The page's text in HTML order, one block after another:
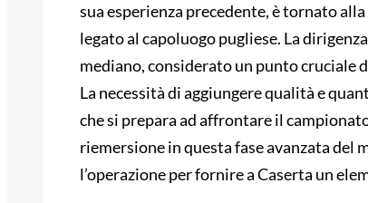
sua esperienza precedente, è tornato
legato al capoluogo pugliese. La
mediano, considerato un punto cruciale
La necessità di aggiungere qualità e
che si prepara ad affrontare il
riemersione in questa fase avanzata del
l’operazione per fornire a Caserta un